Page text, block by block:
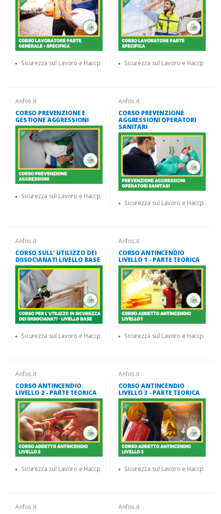
Sicurezza sul Lavoro e Haccp Sicurezza sul Lavoro e Haccp
Anfos.it
CORSO PREVENZIONE E
GESTIONE AGGRESSIONI
Sicurezza sul Lavoro e Haccp
Anfos.it
CORSO PREVENZIONE
AGGRESSIONI OPERATORI
SANITARI
Sicurezza sul Lavoro e Haccp
Anfos.it
CORSO SULL' UTILIZZO DEI
DIISOCIANATI LIVELLO BASE
Sicurezza sul Lavoro e Haccp
Anfos.it
CORSO ANTINCENDIO
LIVELLO 1 - PARTE TEORICA
Sicurezza sul Lavoro e Haccp
Anfos.it
CORSO ANTINCENDIO
LIVELLO 2 - PARTE TEORICA
Sicurezza sul Lavoro e Haccp
Anfos.it
CORSO ANTINCENDIO
LIVELLO 3 - PARTE TEORICA
Sicurezza sul Lavoro e Haccp
Anfos.it
Anfos.it